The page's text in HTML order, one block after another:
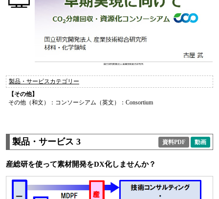
製品・サービスカテゴリー
【その他】
その他（和文）：コンソーシアム（英文）：Consortium
製品・サービス 3 動画
資料PDF
産総研を使って素材開発をDX化しませんか？